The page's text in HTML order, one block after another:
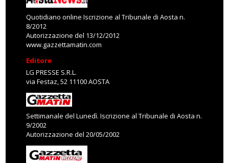
Quotidiano online Iscrizione al Tribunale di Aosta n.
8/2012
Autorizzazione del 13/12/2012
www.gazzettamatin.com
Editore
LG PRESSE S.R.L.
via Festaz, 52 11100 AOSTA
Settimanale del Lunedì. Iscrizione al Tribunale di Aosta n.
9/2002
Autorizzazione del 20/05/2002